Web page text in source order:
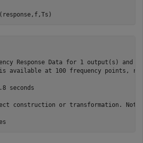
Response Data for 1 output(s) and
is available at 100 frequency points,
seconds
construction or transformation. Not